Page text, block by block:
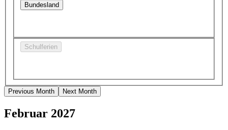
Bundesland
Schulferien
Previous Month Next Month
Februar 2027